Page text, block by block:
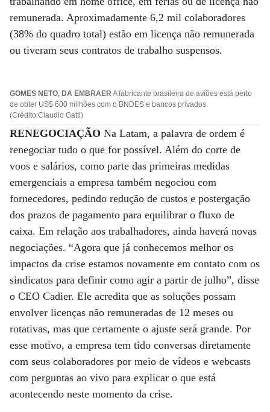
remunerada. Aproximadamente 6,2 mil colaboradores
(38% do quadro total) estão em licença não remunerada
ou tiveram seus contratos de trabalho suspensos.
GOMES NETO, DA EMBRAER A fabricante brasileira de aviões está perto
de obter US$ 600 milhões com o BNDES e bancos privados.
(Crédito:Claudio Gatti)
RENEGOCIAÇÃO Na Latam, a palavra de ordem é
renegociar tudo o que for possível. Além do corte de
voos e salários, como parte das primeiras medidas
emergenciais a empresa também negociou com
fornecedores, pedindo redução de custos e postergação
dos prazos de pagamento para equilibrar o fluxo de
caixa. Em relação aos trabalhadores, ainda haverá novas
negociações. “Agora que já conhecemos melhor os
impactos da crise estamos novamente em contato com os
sindicatos para definir como agir a partir de julho”, disse
o CEO Cadier. Ele acredita que as soluções possam
envolver licenças não remuneradas de 12 meses ou
rotativas, mas que certamente o ajuste será grande. Por
esse motivo, a empresa tem tido conversas diretamente
com seus colaboradores por meio de vídeos e webcasts
com perguntas ao vivo para explicar o que está
acontecendo neste momento da crise.